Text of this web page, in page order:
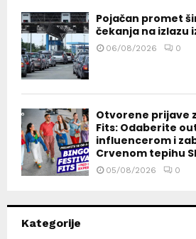
Pojačan promet
čekanja na izlazu
06/08/2026 0
Otvorene prijave
Fits: Odaberite
influencerom i
Crvenom tepihu
05/08/2026 0
Kategorije